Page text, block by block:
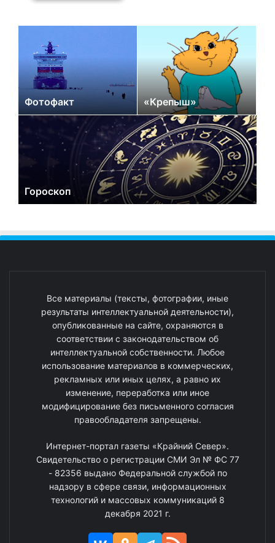
Фотофакт «Крепыш»
Гороскоп
Все материалы (тексты, фотографии, иные
результаты интеллектуальной деятельности),
опубликованные на сайте, охраняются в
соответствии с законодательством об
интеллектуальной собственности. Любое
использование материалов в коммерческих,
рекламных или иных целях, а равно их
изменение, переработка или иное
модифицирование без письменного согласия
правообладателя запрещены.
Интернет-портал газеты «Крайний Север».
Свидетельство о регистрации СМИ Эл № ФС 77
- 82356 выдано Федеральной службой по
надзору в сфере связи, информационных
технологий и массовых коммуникаций 8
декабря 2021 г.